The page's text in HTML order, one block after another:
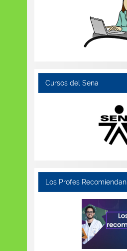
Cursos del Sena
Los Profes Recomiendan